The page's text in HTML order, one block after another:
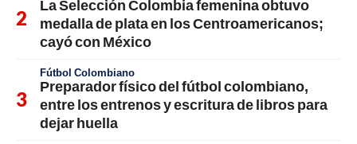
La Selección Colombia femenina obtuvo
medalla de plata en los Centroamericanos;
cayó con México
Fútbol Colombiano
Preparador físico del fútbol colombiano,
entre los entrenos y escritura de libros para
dejar huella